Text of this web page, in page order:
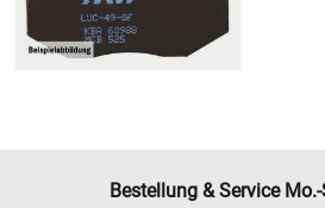
Bestellung & Service